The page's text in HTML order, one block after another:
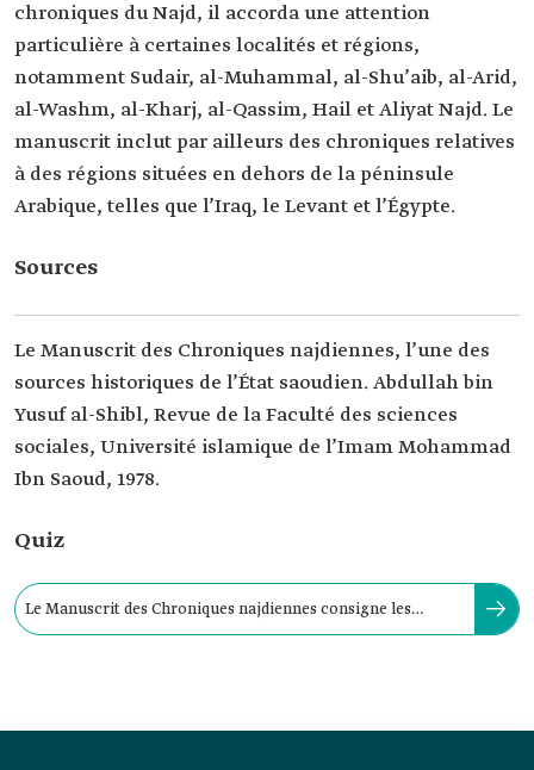
chroniques du Najd, il accorda une attention
particulière à certaines localités et régions,
notamment Sudair, al-Muhammal, al-Shu’aib, al-Arid,
al-Washm, al-Kharj, al-Qassim, Hail et Aliyat Najd. Le
manuscrit inclut par ailleurs des chroniques relatives
à des régions situées en dehors de la péninsule
Arabique, telles que l’Iraq, le Levant et l’Égypte.
Sources
Le Manuscrit des Chroniques najdiennes, l’une des
sources historiques de l’État saoudien. Abdullah bin
Yusuf al-Shibl, Revue de la Faculté des sciences
sociales, Université islamique de l’Imam Mohammad
Ibn Saoud, 1978.
Quiz
Le Manuscrit des Chroniques najdiennes consigne les